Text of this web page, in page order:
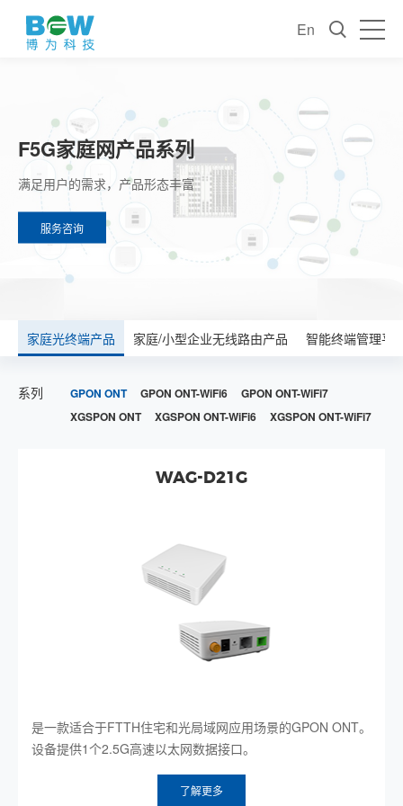
En
F5G家庭网产品系列
满足用户的需求，产品形态丰富
服务咨询
家庭光终端产品 家庭/小型企业无线路由产品 智能终端管理平
系列 GPON ONT GPON ONT-WiFi6
GPON ONT-WiFi7
XGSPON ONT
XGSPON ONT-WiFi6 XGSPON ONT-WiFi7
WAG-D21G
是一款适合于FTTH住宅和光局域网应用场景的GPON ONT。
设备提供1个2.5G高速以太网数据接口。
了解更多